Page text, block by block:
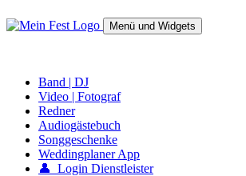
zum
Menü und Widgets
Band | DJ
Video | Fotograf
Redner
Audiogästebuch
Songgeschenke
Weddingplaner App
👤 Login Dienstleister